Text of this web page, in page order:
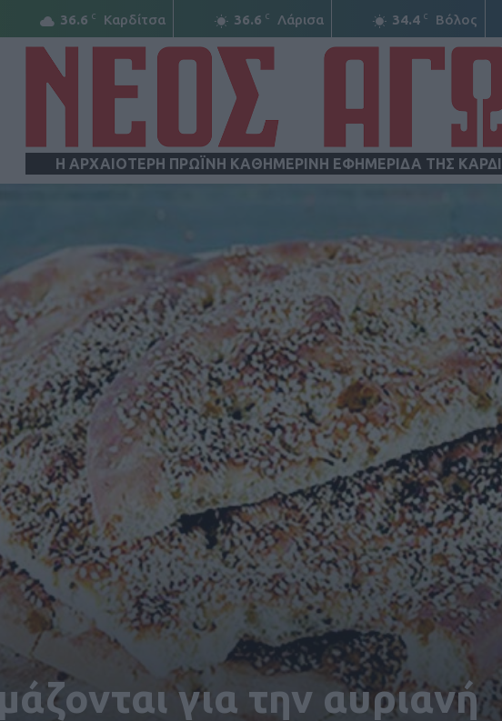
36.6 C Καρδίτσα 36.6 C Λάρισα 34.4 C Βόλος
Η ΑΡΧΑΙΟΤΕΡΗ ΠΡΩΪΝΗ ΚΑΘΗΜΕΡΙΝΗ ΕΦΗΜΕΡΙΔΑ ΤΗΣ
ΑΓΩΝ
για την αυριανή